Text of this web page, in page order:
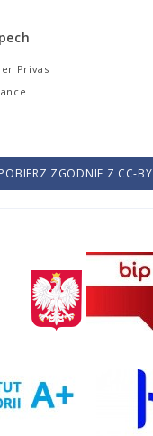
Privas
POBIERZ ZGODNIE Z CC-BY